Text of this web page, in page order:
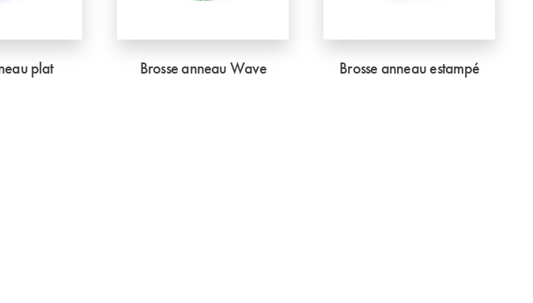
plat Brosse anneau Wave Brosse anneau estampé